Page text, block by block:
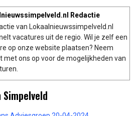
Redactie
van Lokaalnieuwssimpelveld.nl
vacatures uit de regio. Wil je zelf een
op onze website plaatsen? Neem
met ons op voor de mogelijkheden van